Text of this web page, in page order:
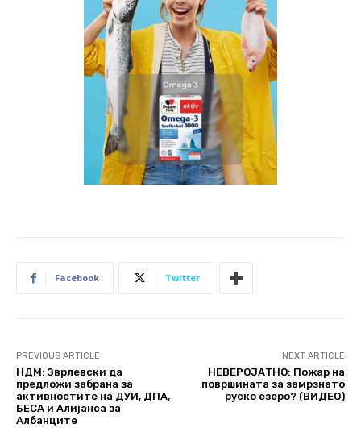
Facebook Twitter
PREVIOUS ARTICLE
НДМ: Зврлевски да
предложи забрана за
активностите на ДУИ, ДПА,
БЕСА и Алијанса за
Албанците
NEXT ARTICLE
НЕВЕРОЈАТНО: Пожар на
површината за замрзнато
руско езеро? (ВИДЕО)